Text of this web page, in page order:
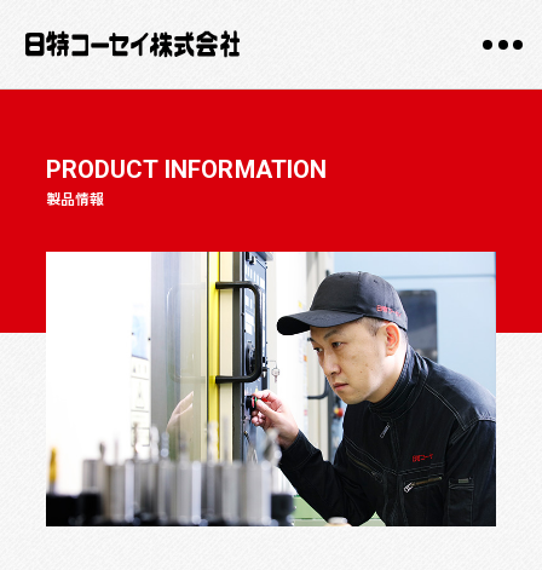
製品情報
PRODUCT INFORMATION